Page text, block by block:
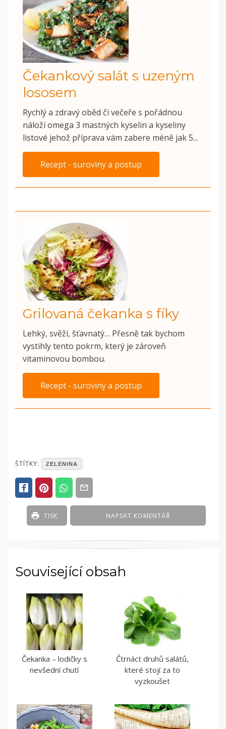
Čekankový salát s uzeným
lososem
Rychlý a zdravý oběd či večeře s pořádnou
náloží omega 3 mastných kyselin a kyseliny
listové jehož příprava vám zabere méně jak 5...
Recept - suroviny a postup
Grilovaná čekanka s fíky
Lehký, svěží, šťavnatý… Přesně tak bychom
vystihly tento pokrm, který je zároveň
vitaminovou bombou.
Recept - suroviny a postup
POSTED
ČLÁNKY
ŠTÍTKY: ZELENINA
NAPSAT KOMENTÁŘ
TISK
Související obsah
Čekanka – lodičky s
nevšední chutí
Čtrnáct druhů salátů,
které stojí za to
vyzkoušet